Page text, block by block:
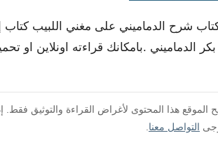
كتاب شرح الدماميني على مغني اللبيب
الدماميني .بامكانك قراءته اونلاين او
الموقع هذا المحتوى لأغراض القراءة والتوثيق
التواصل معنا